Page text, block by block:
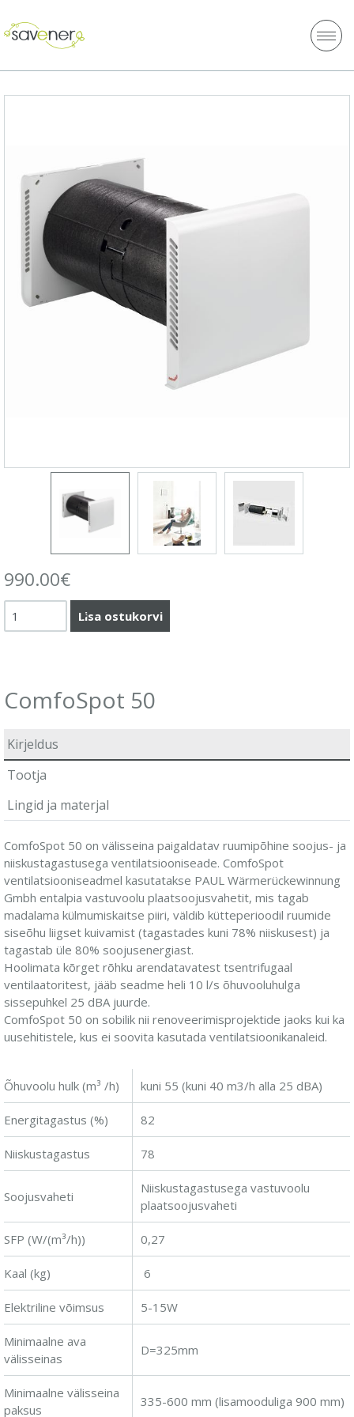
990.00€
ComfoSpot 50 kogusLisa ostukorvi
ComfoSpot 50
Kirjeldus
Tootja
Lingid ja materjal
ComfoSpot 50 on välisseina paigaldatav ruumipõhine soojus- ja
niiskustagastusega ventilatsiooniseade. ComfoSpot
ventilatsiooniseadmel kasutatakse PAUL Wärmerückewinnung
Gmbh entalpia vastuvoolu plaatsoojusvahetit, mis tagab
madalama külmumiskaitse piiri, väldib kütteperioodil ruumide
siseõhu liigset kuivamist (tagastades kuni 78% niiskusest) ja
tagastab üle 80% soojusenergiast.
Hoolimata kõrget rõhku arendatavatest tsentrifugaal
ventilaatoritest, jääb seadme heli 10 l/s õhuvooluhulga
sissepuhkel 25 dBA juurde.
ComfoSpot 50 on sobilik nii renoveerimisprojektide jaoks kui ka
uusehitistele, kus ei soovita kasutada ventilatsioonikanaleid.
Õhuvoolu hulk (m³ /h) kuni 55 (kuni 40 m3/h alla 25 dBA)
Energitagastus (%) 82
Niiskustagastus 78
Soojusvaheti
Niiskustagastusega vastuvoolu
plaatsoojusvaheti
SFP (W/(m³/h)) 0,27
Kaal (kg) 6
Elektriline võimsus 5-15W
Minimaalne ava
välisseinas
D=325mm
Minimaalne välisseina
paksus
335-600 mm (lisamooduliga 900 mm)